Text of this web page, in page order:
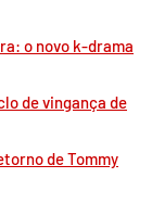
o novo k-drama
de vingança de
de Tommy